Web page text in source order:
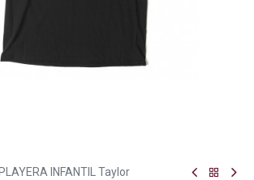
INFANTIL Taylor